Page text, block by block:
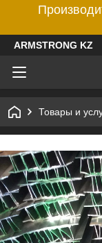
ARMSTRONG KZ
Товары и